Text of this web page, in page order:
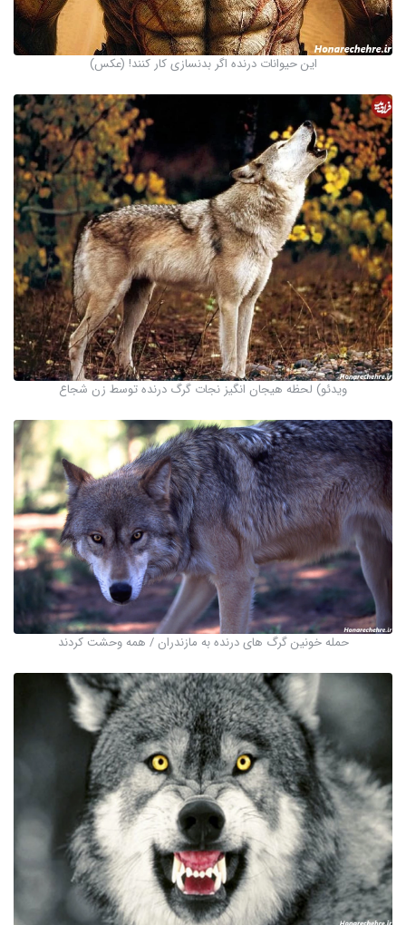
این حیوانات درنده اگر بدنسازی کار کنند! (عکس)
ویدئو) لحظه هیجان انگیز نجات گرگ درنده توسط زن شجاع
حمله خونین گرگ های درنده به مازندران / همه وحشت کردند